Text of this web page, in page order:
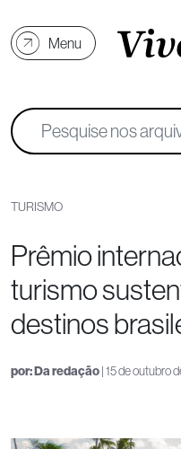
Menu
TURISMO
Prêmio
turismo
destinos
por:Da redação| 15 de outubro